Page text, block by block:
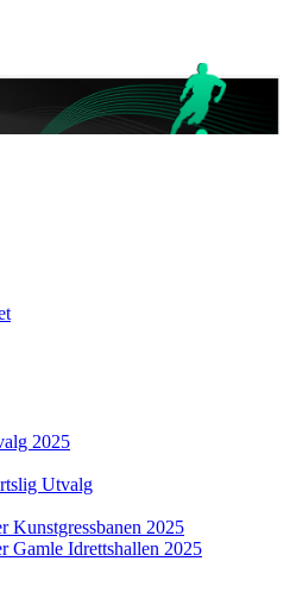
2025
Utvalg
Kunstgressbanen 2025
Gamle Idrettshallen 2025